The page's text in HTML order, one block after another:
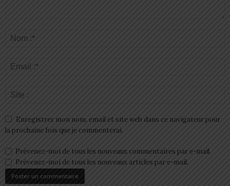
Enregistrer mon nom, email et site web dans ce navigateur pour
la prochaine fois que je commenterai.
Prévenez-moi de tous les nouveaux commentaires par e-mail.
Prévenez-moi de tous les nouveaux articles par e-mail.